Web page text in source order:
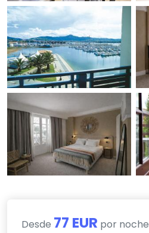
Desde 77 EUR por noche